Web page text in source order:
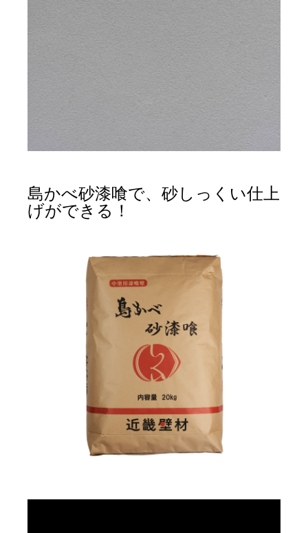
島かべ砂漆喰で、砂しっくい仕上
げができる！